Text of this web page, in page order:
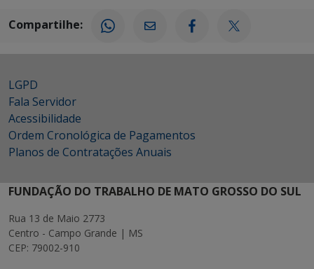
Compartilhe:
LGPD
Fala Servidor
Acessibilidade
Ordem Cronológica de Pagamentos
Planos de Contratações Anuais
FUNDAÇÃO DO TRABALHO DE MATO GROSSO DO SUL
Rua 13 de Maio 2773
Centro - Campo Grande | MS
CEP: 79002-910